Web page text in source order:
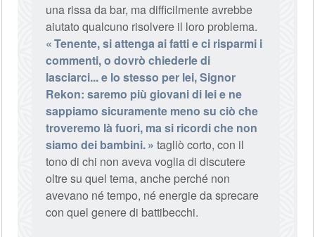
una rissa da bar, ma difficilmente avrebbe
aiutato qualcuno risolvere il loro problema.
Tenente, si attenga ai fatti e ci risparmi i
commenti, o dovrò chiederle di
lasciarci... e lo stesso per lei, Signor
Rekon: saremo più giovani di lei e ne
sappiamo sicuramente meno su ciò che
troveremo là fuori, ma si ricordi che non
siamo dei bambini.
tagliò corto, con il
tono di chi non aveva voglia di discutere
oltre su quel tema, anche perché non
avevano né tempo, né energie da sprecare
con quel genere di battibecchi.